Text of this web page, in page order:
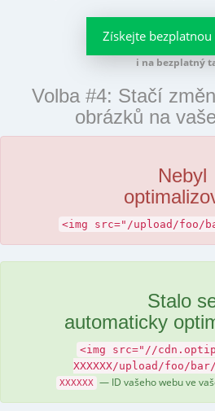
Získejte bezplatnou
i na bezplatný
Volba #4: Stačí
obrázků na
Nebyl
<img src="/upload/foo/
Stalo
automaticky
<img src="//
XXXXXX/upload/foo/
XXXXXX — ID vašeho webu ve